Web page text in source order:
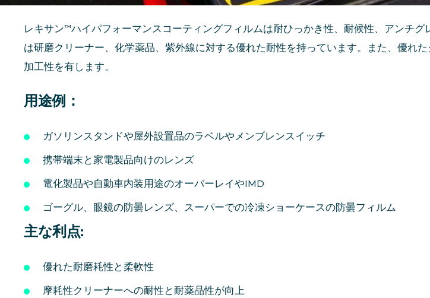
レキサン™ハイパフォーマンスコーティングフィルムは耐ひっかき性、耐候性、アンチ
は研磨クリーナー、化学薬品、紫外線に対する優れた耐性を持っています。また、優れ
加工性を有します。
用途例：
ガソリンスタンドや屋外設置品のラベルやメンブレンスイッチ
携帯端末と家電製品向けのレンズ
電化製品や自動車内装用途のオーバーレイやIMD
ゴーグル、眼鏡の防曇レンズ、スーパーでの冷凍ショーケースの防曇フィルム
主な利点:
優れた耐磨耗性と柔軟性
摩耗性クリーナーへの耐性と耐薬品性が向上